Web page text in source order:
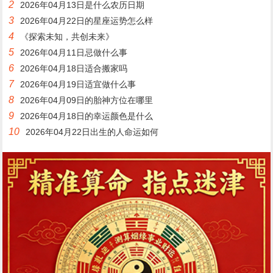
2 2026年04月13日是什么农历日期
3 2026年04月22日的星座运势怎么样
4 《探索未知，共创未来》
5 2026年04月11日忌做什么事
6 2026年04月18日适合搬家吗
7 2026年04月19日适宜做什么事
8 2026年04月09日的胎神方位在哪里
9 2026年04月18日的幸运颜色是什么
10 2026年04月22日出生的人命运如何